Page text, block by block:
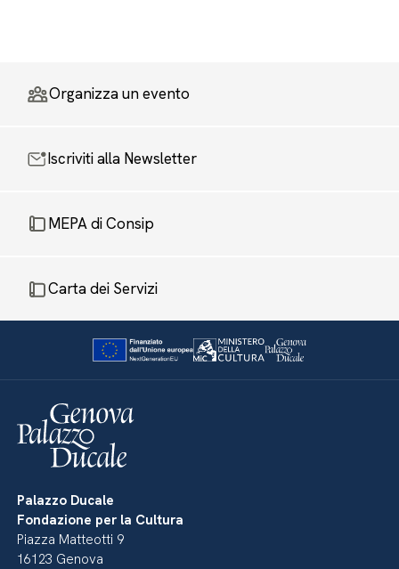
Organizza un evento
Iscriviti alla Newsletter
MEPA di Consip
Carta dei Servizi
Palazzo Ducale
Fondazione per la Cultura
Piazza Matteotti 9
16123 Genova